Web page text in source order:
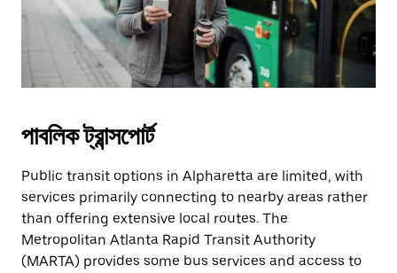
পাবলিক ট্রান্সপোর্ট
Public transit options in Alpharetta are limited, with
services primarily connecting to nearby areas rather
than offering extensive local routes. The
Metropolitan Atlanta Rapid Transit Authority
(MARTA) provides some bus services and access to